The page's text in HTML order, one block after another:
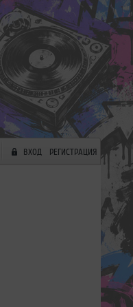
ВХОД РЕГИСТРАЦИЯ